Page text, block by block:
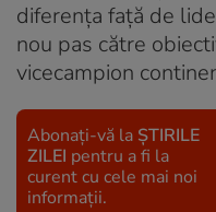
diferența față de
nou pas către
vicecampion
Abonați-vă la ȘTIRILE
ZILEI pentru a fi la
curent cu cele mai noi
informații.